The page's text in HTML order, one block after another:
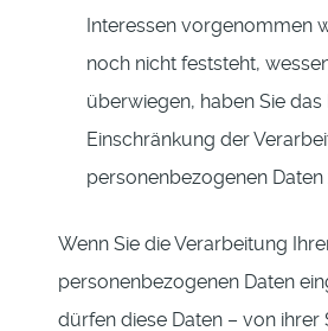
Interessen vorgenommen
noch nicht feststeht,
überwiegen, haben Sie das
Einschränkung der
personenbezogenen Daten
Wenn Sie die Verarbeitung
personenbezogenen Daten
dürfen diese Daten – von ihrer